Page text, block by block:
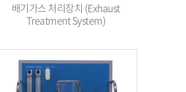
배기가스 처리장치 (Exhaust
Treatment System)